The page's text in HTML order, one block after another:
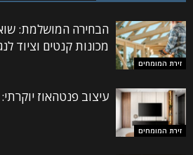
זירת המומחים
הבחירה המושלמת:
מכונות קנטים וציוד
זירת המומחים
עיצוב פנטהאוז